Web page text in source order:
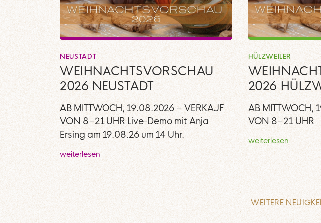
NEUSTADT
WEIHNACHTSVORSCHAU
2026 NEUSTADT
AB MITTWOCH, 19.08.2026 – VERKAUF
VON 8–21 UHR Live-Demo mit Anja
Ersing am 19.08.26 um 14 Uhr.
weiterlesen
HÜLZWEILER
2026
AB MITTWOCH,
VON 8–21 UHR
weiterlesen
WEITERE